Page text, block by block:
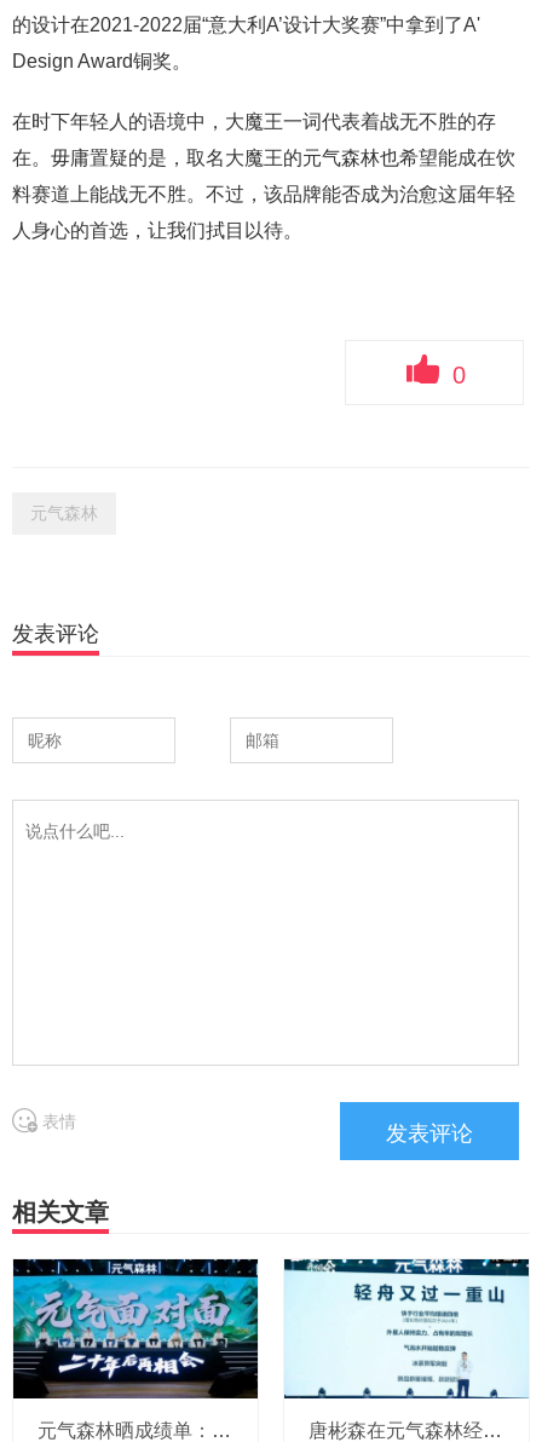
的设计在2021-2022届“意大利A’设计大奖赛”中拿到了A'
Design Award铜奖。
在时下年轻人的语境中，大魔王一词代表着战无不胜的存
在。毋庸置疑的是，取名大魔王的元气森林也希望能成在饮
料赛道上能战无不胜。不过，该品牌能否成为治愈这届年轻
人身心的首选，让我们拭目以待。
0
元气森林
发表评论
表情
相关文章
元气森林晒成绩单：连续三年双位数增长，外星人增长34%，明年要继续拓展新品类 唐彬森在元气森林经销商大会点名三得利、农夫山泉、东鹏、宝洁！但这次没有可口可乐